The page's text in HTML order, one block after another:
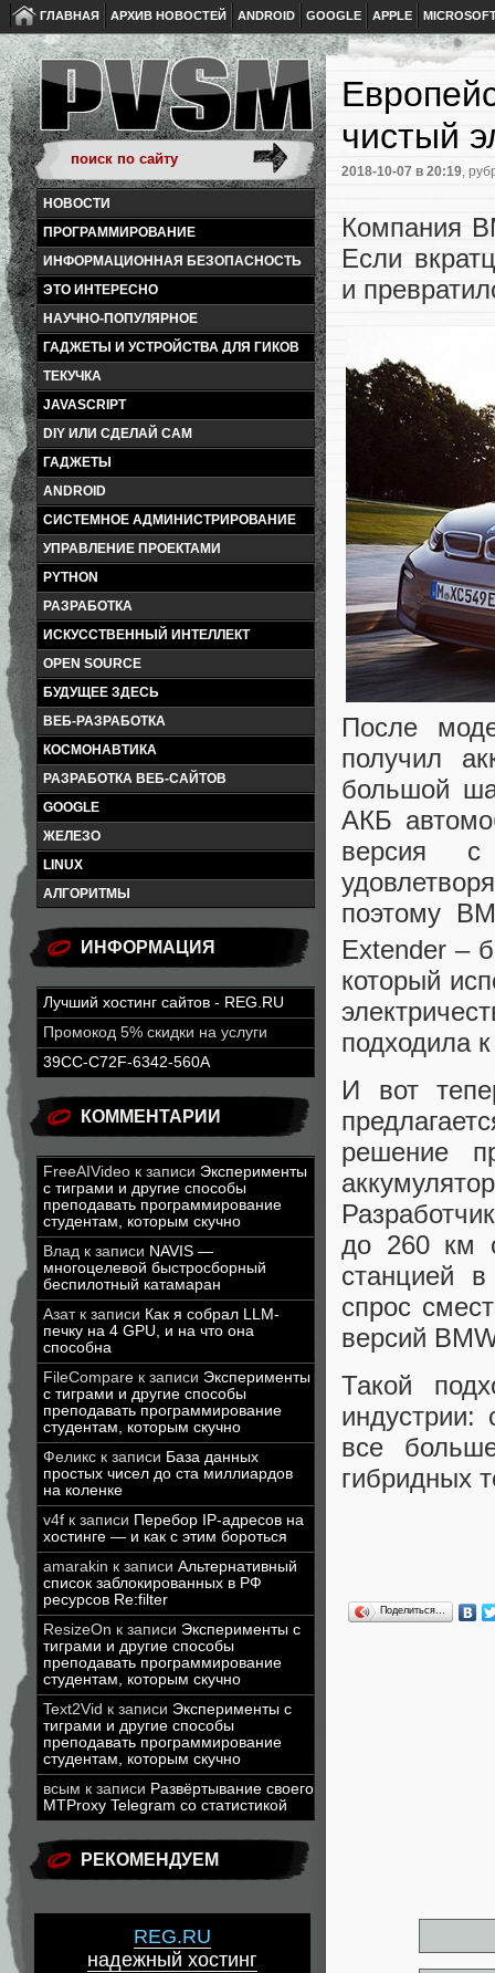
ГЛАВНАЯ АРХИВ НОВОСТЕЙ ANDROID GOOGLE APPLE
НОВОСТИ
ПРОГРАММИРОВАНИЕ
ИНФОРМАЦИОННАЯ БЕЗОПАСНОСТЬ
ЭТО ИНТЕРЕСНО
НАУЧНО-ПОПУЛЯРНОЕ
ГАДЖЕТЫ И УСТРОЙСТВА ДЛЯ ГИКОВ
ТЕКУЧКА
JAVASCRIPT
DIY ИЛИ СДЕЛАЙ САМ
ГАДЖЕТЫ
ANDROID
СИСТЕМНОЕ АДМИНИСТРИРОВАНИЕ
УПРАВЛЕНИЕ ПРОЕКТАМИ
PYTHON
РАЗРАБОТКА
ИСКУССТВЕННЫЙ ИНТЕЛЛЕКТ
OPEN SOURCE
БУДУЩЕЕ ЗДЕСЬ
ВЕБ-РАЗРАБОТКА
КОСМОНАВТИКА
РАЗРАБОТКА ВЕБ-САЙТОВ
GOOGLE
ЖЕЛЕЗО
LINUX
АЛГОРИТМЫ
ИНФОРМАЦИЯ
Лучший хостинг сайтов - REG.RU
Промокод 5% скидки на услуги
39CC-C72F-6342-560A
КОММЕНТАРИИ
FreeAIVideo к записи Эксперименты
с тиграми и другие способы
преподавать программирование
студентам, которым скучно
Влад к записи NAVIS —
многоцелевой быстросборный
беспилотный катамаран
Азатк записи Как я собрал LLM-
печку на 4 GPU, и на что она
способна
FileCompare к записи Эксперименты
с тиграми и другие способы
преподавать программирование
студентам, которым скучно
Феликс к записи База данных
простых чисел до ста миллиардов
на коленке
v4f к записи Перебор IP-адресов на
хостинге — и как с этим бороться
amarakin к записи Альтернативный
список заблокированных в РФ
ресурсов Re:filter
ResizeOn к записи Эксперименты с
тиграми и другие способы
преподавать программирование
студентам, которым скучно
Text2Vid к записи Эксперименты с
тиграми и другие способы
преподавать программирование
студентам, которым скучно
всым к записи Развёртывание своего
MTProxy Telegram со статистикой
РЕКОМЕНДУЕМ
REG.RU
надежный хостинг
чистый
2018-10-07 в 20:19,
Компания
Если
и
После
получил
большой
АКБ
версия с
поэтому
Extender –
который
подходила
И вот
решение
до 260 км
станцией
спрос
версий
Такой
индустрии:
все
гибридных
Поделиться…